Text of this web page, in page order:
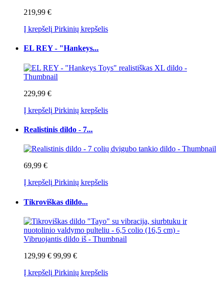
219,99 €
Į krepšelį Pirkinių krepšelis
EL REY - "Hankeys...
229,99 €
Į krepšelį Pirkinių krepšelis
Realistinis dildo - 7...
69,99 €
Į krepšelį Pirkinių krepšelis
Tikroviškas dildo...
129,99 € 99,99 €
Į krepšelį Pirkinių krepšelis